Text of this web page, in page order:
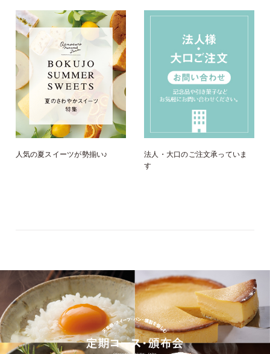
人気の夏スイーツが勢揃い♪
法人・大口のご注文承っていま
す